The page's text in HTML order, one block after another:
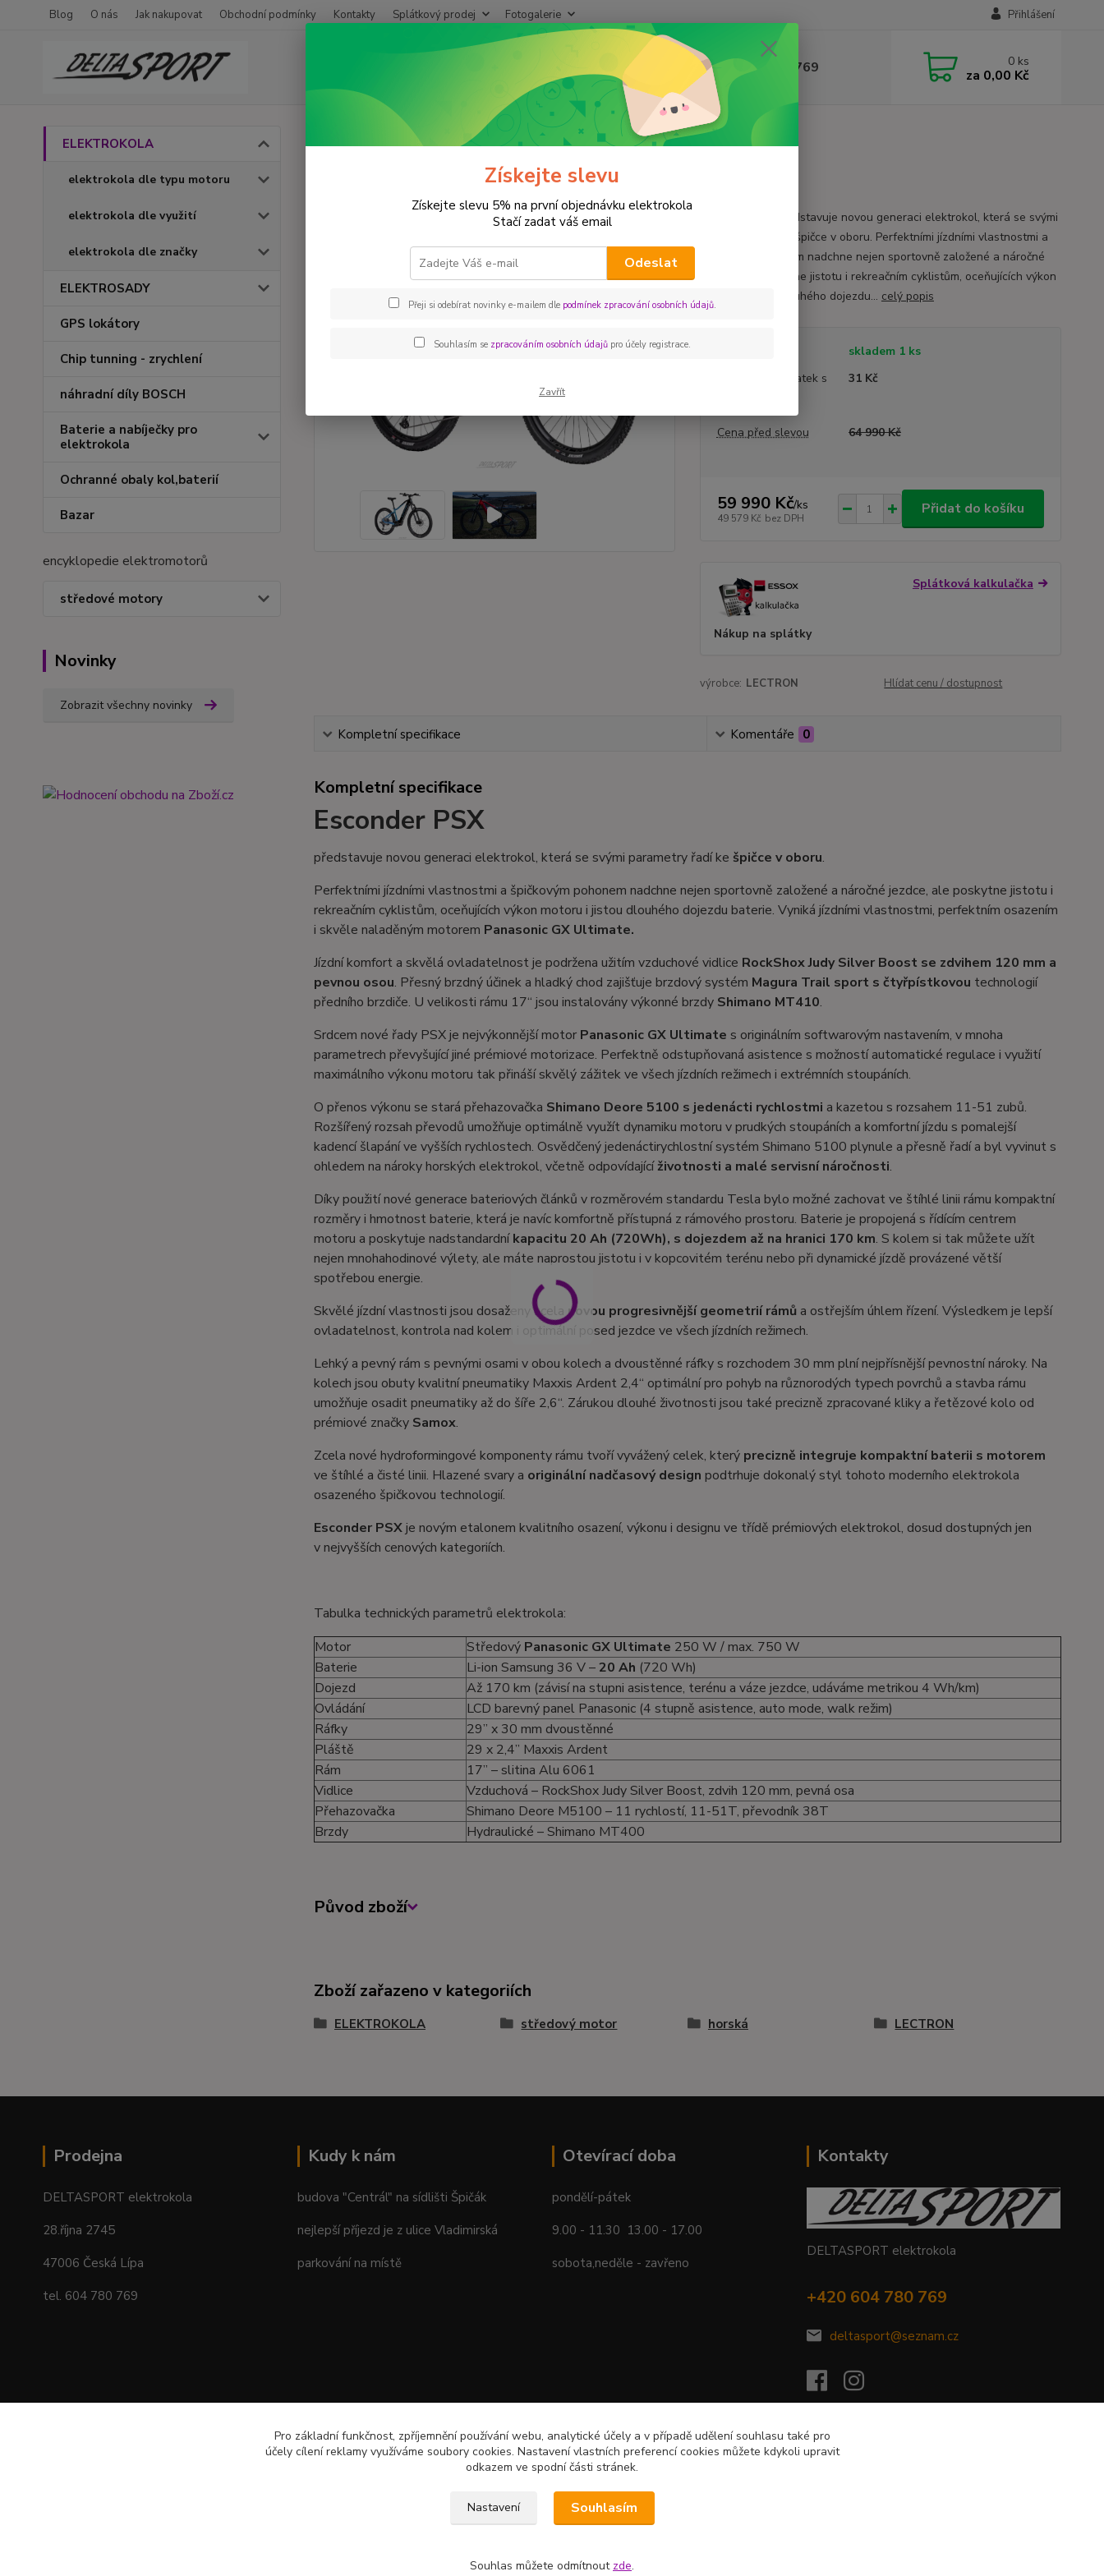
Blog O nás Jak nakupovat Obchodní podmínky Kontakty Splátkový prodej Fotogalerie Přihlášení
+420 604 780 769 0 ks
za 0,00 Kč
ELEKTROKOLA
elektrokola dle typu motoru
elektrokola dle využití
elektrokola dle značky
ELEKTROSADY
GPS lokátory
Chip tunning - zrychlení
náhradní díly BOSCH
Baterie a nabíječky pro
elektrokola
Ochranné obaly kol,baterií
Bazar
encyklopedie elektromotorů
středové motory
Novinky
Zobrazit všechny novinky
ELEKTROKOLA LECTRON Esconder PSX vel.17"
LECTRON Esconder PSX vel.17"
Doprava ZDARMA
Esconder PSX představuje novou generaci elektrokol, která se svými
parametry řadí ke špičce v oboru. Perfektními jízdními vlastnostmi a
špičkovým pohonem nadchne nejen sportovně založené a náročné
jezdce, ale poskytne jistotu i rekreačním cyklistům, oceňujících výkon
motoru i jistou dlouhého dojezdu... celý popis
skladem 1 ks
recyklační poplatek s
31 Kč
Cena před slevou 64 990 Kč
59 990 Kč/ks
49 579 Kč bez DPH
Přidat do košíku
Splátková kalkulačka
Nákup na splátky
výrobce: LECTRON Hlídat cenu / dostupnost
Kompletní specifikace Komentáře 0
Kompletní specifikace
Esconder PSX
představuje novou generaci elektrokol, která se svými parametry řadí ke špičce v oboru.
Perfektními jízdními vlastnostmi a špičkovým pohonem nadchne nejen sportovně založené a náročné jezdce, ale poskytne jistotu i
rekreačním cyklistům, oceňujících výkon motoru i jistou dlouhého dojezdu baterie. Vyniká jízdními vlastnostmi, perfektním osazením
i skvěle naladěným motorem Panasonic GX Ultimate.
Jízdní komfort a skvělá ovladatelnost je podržena užitím vzduchové vidlice RockShox Judy Silver Boost se zdvihem 120 mm a
pevnou osou. Přesný brzdný účinek a hladký chod zajišťuje brzdový systém Magura Trail sport s čtyřpístkovou technologií
předního brzdiče. U velikosti rámu 17“ jsou instalovány výkonné brzdy Shimano MT410.
Srdcem nové řady PSX je nejvýkonnější motor Panasonic GX Ultimate s originálním softwarovým nastavením, v mnoha
parametrech převyšující jiné prémiové motorizace. Perfektně odstupňovaná asistence s možností automatické regulace i využití
maximálního výkonu motoru tak přináší skvělý zážitek ve všech jízdních režimech i extrémních stoupáních.
O přenos výkonu se stará přehazovačka Shimano Deore 5100 s jedenácti rychlostmi a kazetou s rozsahem 11-51 zubů.
Rozšířený rozsah převodů umožňuje optimálně využít dynamiku motoru v prudkých stoupáních a komfortní jízdu s pomalejší
kadencí šlapání ve vyšších rychlostech. Osvědčený jedenáctirychlostní systém Shimano 5100 plynule a přesně řadí a byl vyvinut s
ohledem na nároky horských elektrokol, včetně odpovídajícíživotnosti a malé servisní náročnosti.
Díky použití nové generace bateriových článků v rozměrovém standardu Tesla bylo možné zachovat ve štíhlé linii rámu kompaktní
rozměry i hmotnost baterie, která je navíc komfortně přístupná z rámového prostoru. Baterie je propojená s řídícím centrem
motoru a poskytuje nadstandardníkapacitu 20 Ah (720Wh), s dojezdem až na hranici 170 km. S kolem si tak můžete užít
nejen mnohahodinové výlety, ale máte naprostou jistotu i v kopcovitém terénu nebo při dynamické jízdě provázené větší
spotřebou energie.
Skvělé jízdní vlastnosti jsou dosaženy zcelanovou progresivnější geometrií rámů a ostřejším úhlem řízení. Výsledkem je lepší
ovladatelnost, kontrola nad kolem i optimální posed jezdce ve všech jízdních režimech.
Lehký a pevný rám s pevnými osami v obou kolech a dvoustěnné ráfky s rozchodem 30 mm plní nejpřísnější pevnostní nároky. Na
kolech jsou obuty kvalitní pneumatiky Maxxis Ardent 2,4“ optimální pro pohyb na různorodých typech povrchů a stavba rámu
umožňuje osadit pneumatiky až do šíře 2,6“. Zárukou dlouhé životnosti jsou také precizně zpracované kliky a řetězové kolo od
prémiové značky Samox.
Zcela nové hydroformingové komponenty rámu tvoří vyvážený celek, který precizně integruje kompaktní baterii s motorem
ve štíhlé a čisté linii. Hlazené svary a originální nadčasový design podtrhuje dokonalý styl tohoto moderního elektrokola
osazeného špičkovou technologií.
Esconder PSXje novým etalonem kvalitního osazení, výkonu i designu ve třídě prémiových elektrokol, dosud dostupných jen
v nejvyšších cenových kategoriích.
Tabulka technických parametrů elektrokola:
Motor
Středový Panasonic GX Ultimate 250 W / max. 750 W
Baterie
Li-ion Samsung 36 V –20 Ah (720 Wh)
Dojezd
Až 170 km (závisí na stupni asistence, terénu a váze jezdce, udáváme metrikou 4 Wh/km)
Ovládání
LCD barevný panel Panasonic (4 stupně asistence, auto mode, walk režim)
Ráfky
29” x 30 mm dvoustěnné
Pláště
29 x 2,4” Maxxis Ardent
Rám
17” – slitina Alu 6061
Vidlice
Vzduchová – RockShox Judy Silver Boost, zdvih 120 mm, pevná osa
Přehazovačka
Shimano Deore M5100 – 11 rychlostí, 11-51T, převodník 38T
Brzdy
Hydraulické – Shimano MT400
Původ zboží
Zboží zařazeno v kategoriích
ELEKTROKOLA středový motor horská LECTRON
Prodejna
DELTASPORT elektrokola
28.října 2745
47006 Česká Lípa
tel. 604 780 769
Kudy k nám
budova "Centrál" na sídlišti Špičák
nejlepší příjezd je z ulice Vladimirská
parkování na místě
Otevírací doba
pondělí-pátek
9.00 - 11.30 13.00 - 17.00
sobota,neděle - zavřeno
Kontakty
DELTASPORT elektrokola
+420 604 780 769
deltasport@seznam.cz
Získejte slevu
Získejte slevu 5% na první objednávku elektrokola
Stačí zadat váš email
Odeslat
Přeji si odebírat novinky e-mailem dle podmínek zpracování osobních údajů.
Souhlasím se zpracováním osobních údajůpro účely registrace.
Zavřít
Pro základní funkčnost, zpříjemnění používání webu, analytické účely a v případě udělení souhlasu také pro
účely cílení reklamy využíváme soubory cookies. Nastavení vlastních preferencí cookies můžete kdykoli upravit
odkazem ve spodní části stránek.
Nastavení Souhlasím
Souhlas můžete odmítnout zde.